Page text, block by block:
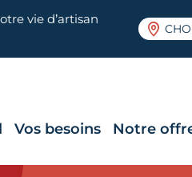
vie d’artisan
Vos besoins Notre